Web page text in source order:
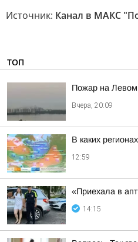
Источник: Канал в МАКС
ТОП
Пожар на Левом
Вчера, 20:09
В каких
12:59
«Приехала в
14:15